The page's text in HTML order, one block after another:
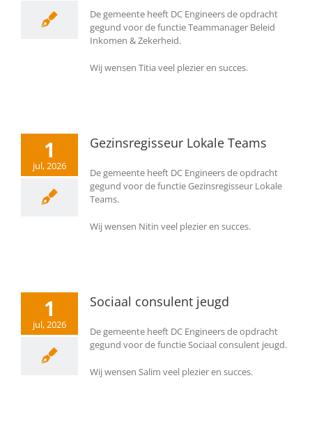
De gemeente heeft DC Engineers de opdracht
gegund voor de functie Teammanager Beleid
Inkomen & Zekerheid.
Wij wensen Titia veel plezier en succes.
1
jul, 2026
Gezinsregisseur Lokale Teams
De gemeente heeft DC Engineers de opdracht
gegund voor de functie Gezinsregisseur Lokale
Teams.
Wij wensen Nitin veel plezier en succes.
1
jul, 2026
Sociaal consulent jeugd
De gemeente heeft DC Engineers de opdracht
gegund voor de functie Sociaal consulent jeugd.
Wij wensen Salim veel plezier en succes.